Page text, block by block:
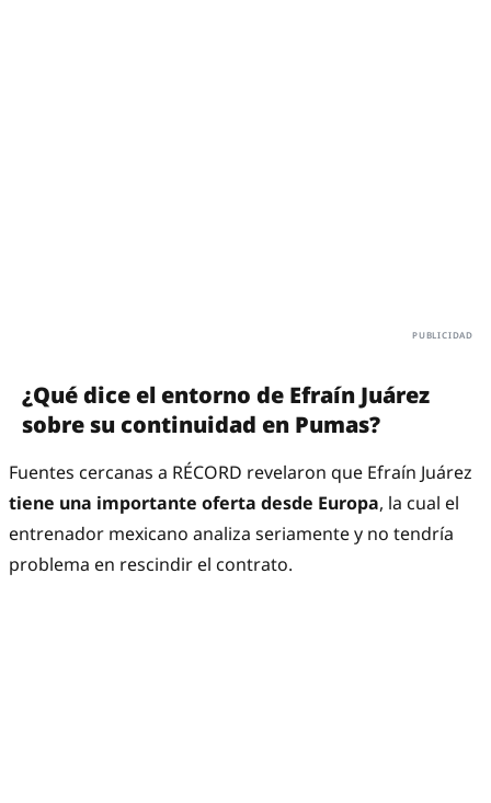
¿Qué dice el entorno de Efraín Juárez
sobre su continuidad en Pumas?
Fuentes cercanas a RÉCORD revelaron que Efraín Juárez
tiene una importante oferta desde Europa, la cual el
entrenador mexicano analiza seriamente y no tendría
problema en rescindir el contrato.